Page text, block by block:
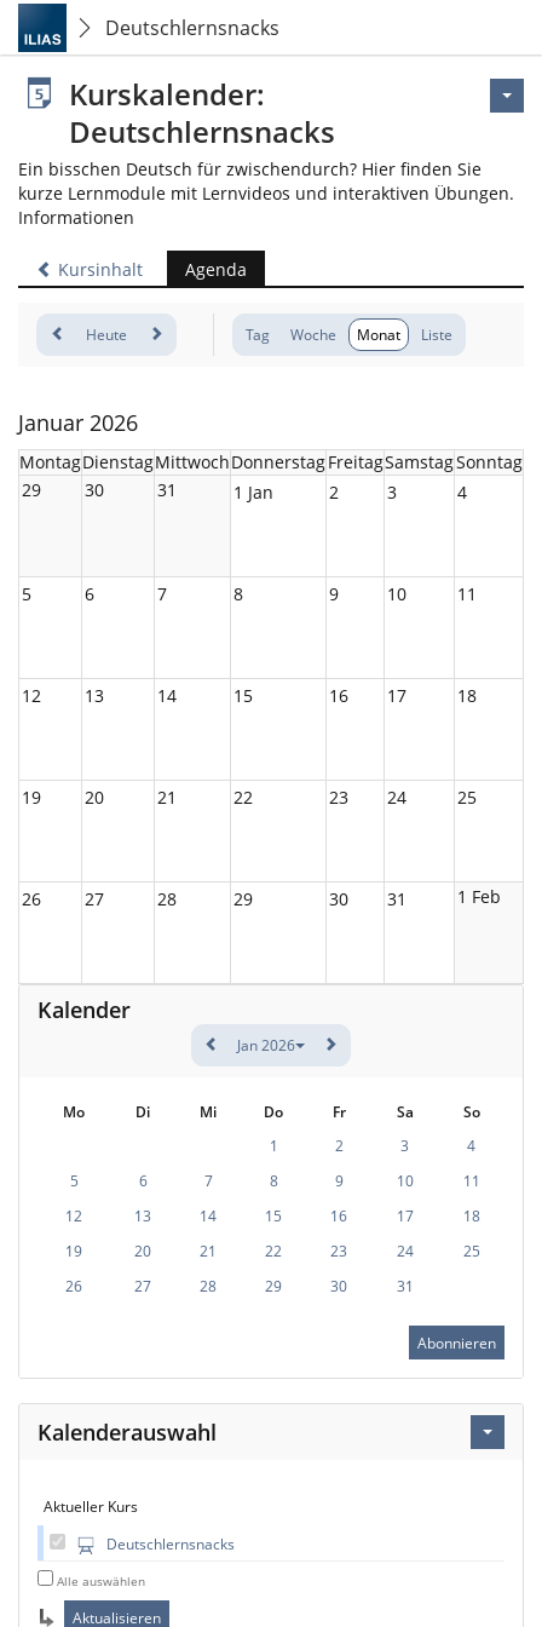
Deutschlernsnacks
Kurskalender:
Deutschlernsnacks
Ein bisschen Deutsch für zwischendurch? Hier finden Sie
kurze Lernmodule mit Lernvideos und interaktiven Übungen.
Informationen
Kursinhalt Agenda
Heute Tag Woche Monat Liste
Januar 2026
MontagDienstagMittwochDonnerstagFreitagSamstagSonntag
29
30 31 1 Jan 2 3 4
5 6 7 8 9 10 11
12 13 14 15 16 17 18
19 20 21 22 23 24 25
26 27 28 29 30 31 1 Feb
Kalender
Jan 2026
Mo Di Mi Do Fr Sa
So
1
2 3
4
5
6 7 8 9 10
11
12
13 14 15 16 17
18
19
20 21 22 23 24
25
26
27 28 29 30 31
Abonnieren
Kalenderauswahl
Aktueller Kurs
Deutschlernsnacks
Alle auswählen